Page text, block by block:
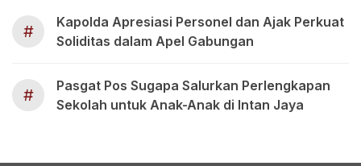
#
Kapolda Apresiasi Personel dan Ajak Perkuat
Soliditas dalam Apel Gabungan
#
Pasgat Pos Sugapa Salurkan Perlengkapan
Sekolah untuk Anak-Anak di Intan Jaya